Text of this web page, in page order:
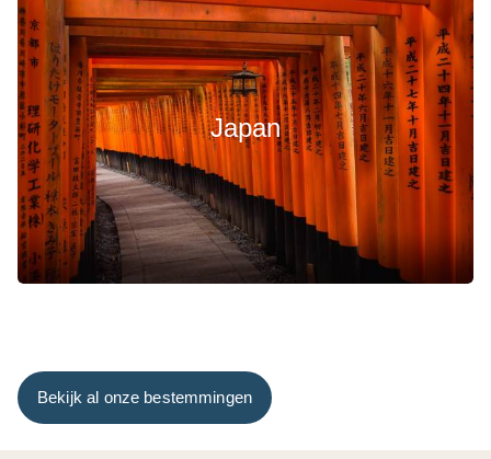
Japan
Bekijk al onze bestemmingen